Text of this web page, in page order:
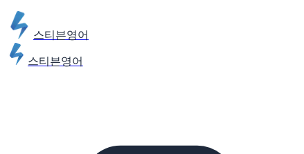
스티븐영어
스티븐영어